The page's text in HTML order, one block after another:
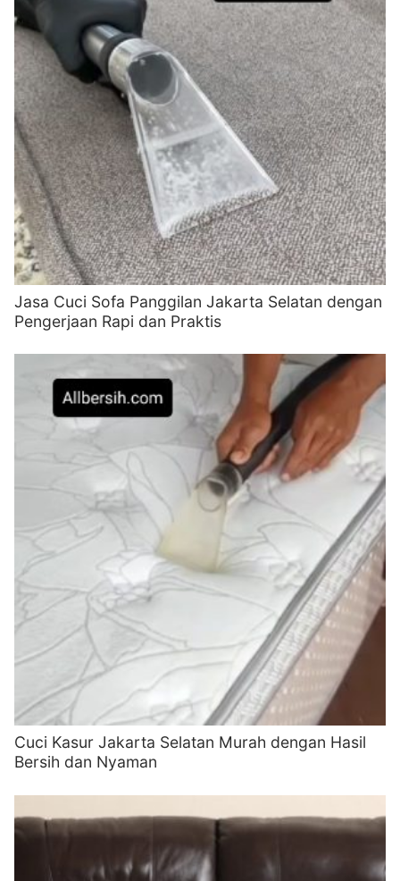
Jasa Cuci Sofa Panggilan Jakarta Selatan dengan
Pengerjaan Rapi dan Praktis
Cuci Kasur Jakarta Selatan Murah dengan Hasil
Bersih dan Nyaman